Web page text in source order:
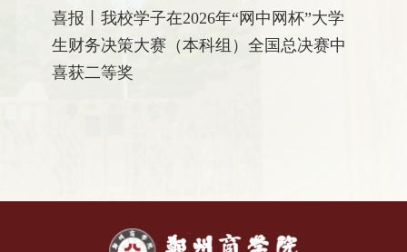
喜报丨我校学子在2026年“网中网杯”大学
生财务决策大赛（本科组）全国总决赛中
喜获二等奖